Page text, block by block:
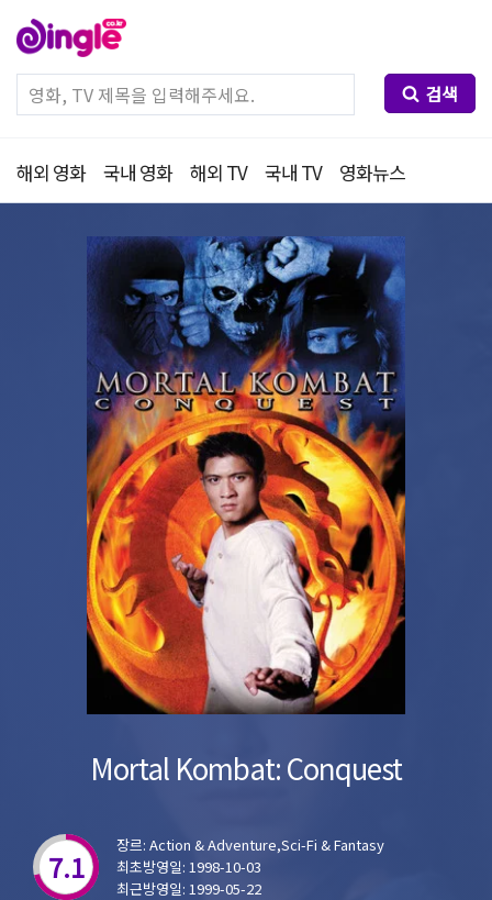
검색
해외 영화 국내 영화 해외 TV 국내 TV 영화뉴스
Mortal Kombat: Conquest
7.1
장르: Action & Adventure,Sci-Fi & Fantasy
최초방영일: 1998-10-03
최근방영일: 1999-05-22